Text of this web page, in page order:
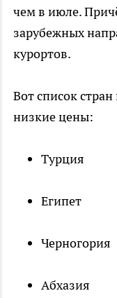
чем в июле.
зарубежных
курортов.
Вот список
низкие цены:
Турция
Египет
Черногория
Абхазия